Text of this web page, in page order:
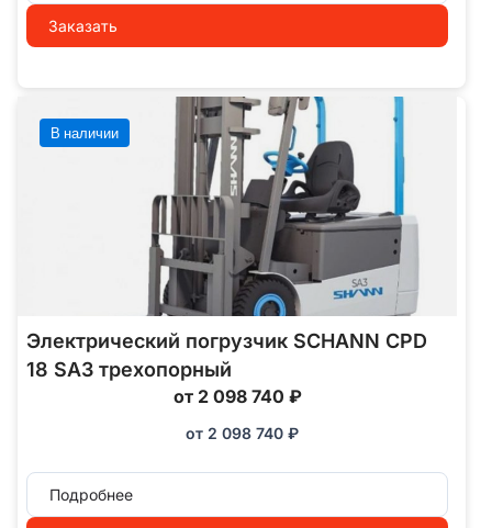
Заказать
В наличии
Электрический погрузчик SCHANN CPD
18 SA3 трехопорный
от 2 098 740 ₽
от 2 098 740 ₽
Подробнее